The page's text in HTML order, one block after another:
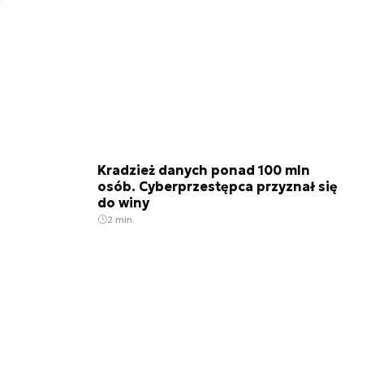
Kradzież danych ponad 100 mln
osób. Cyberprzestępca przyznał się
do winy
2 min.